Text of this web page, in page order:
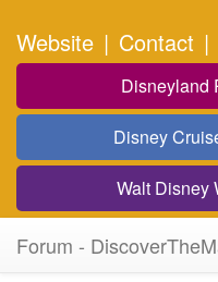
Website | Contact |
Disneyland
Disney
Walt Disney
Forum -